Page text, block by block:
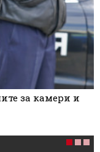
за камери и